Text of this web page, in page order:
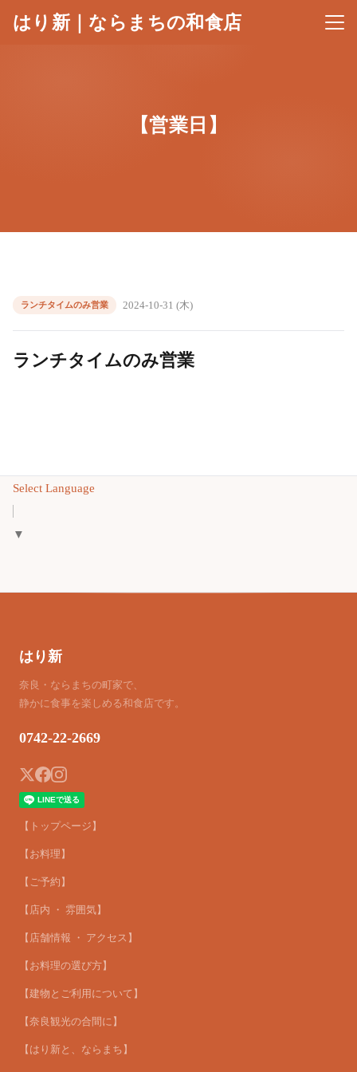
はり新｜ならまちの和食店 メニ
【営業日】
ランチタイムのみ営業 2024-10-31 (木)
ランチタイムのみ営業
Select Language
▼
はり新
奈良・ならまちの町家で、
静かに食事を楽しめる和食店です。
0742-22-2669
【トップページ】
【お料理】
【ご予約】
【店内 ・ 雰囲気】
【店舗情報 ・ アクセス】
【お料理の選び方】
【建物とご利用について】
【奈良観光の合間に】
【はり新と、ならまち】